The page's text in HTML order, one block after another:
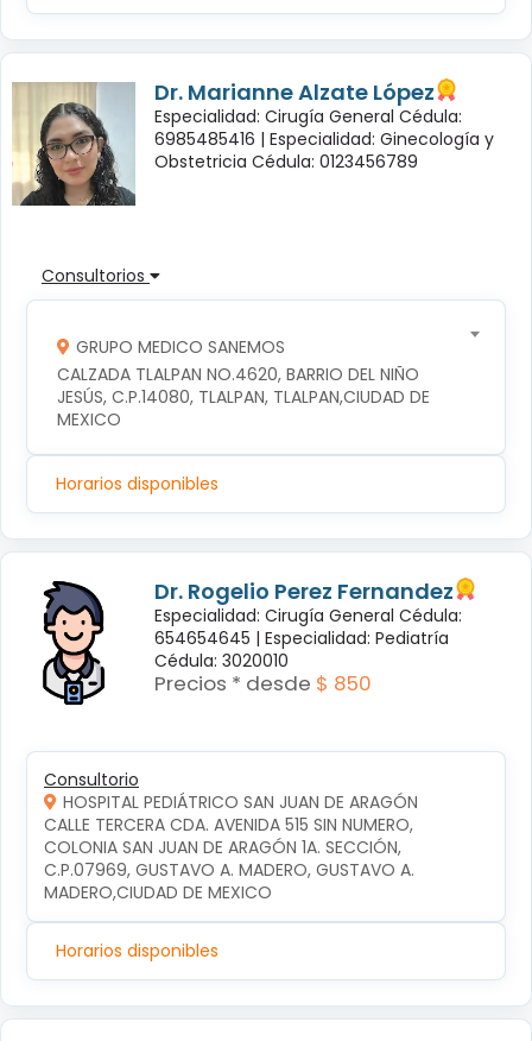
Dr. Marianne Alzate López
Especialidad: Cirugía General Cédula:
6985485416 | Especialidad: Ginecología y
Obstetricia Cédula: 0123456789
Consultorios
GRUPO MEDICO SANEMOS
CALZADA TLALPAN NO.4620, BARRIO DEL NIÑO
JESÚS, C.P.14080, TLALPAN, TLALPAN,CIUDAD DE
MEXICO
Horarios disponibles
Dr. Rogelio Perez Fernandez
Especialidad: Cirugía General Cédula:
654654645 | Especialidad: Pediatría
Cédula: 3020010
Precios * desde $ 850
Consultorio
HOSPITAL PEDIÁTRICO SAN JUAN DE ARAGÓN
CALLE TERCERA CDA. AVENIDA 515 SIN NUMERO,
COLONIA SAN JUAN DE ARAGÓN 1A. SECCIÓN,
C.P.07969, GUSTAVO A. MADERO, GUSTAVO A.
MADERO,CIUDAD DE MEXICO
Horarios disponibles